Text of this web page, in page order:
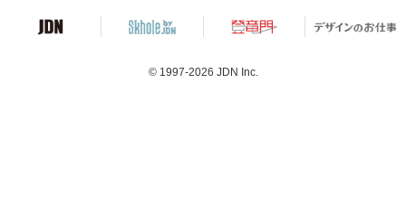
© 1997-2026 JDN Inc.